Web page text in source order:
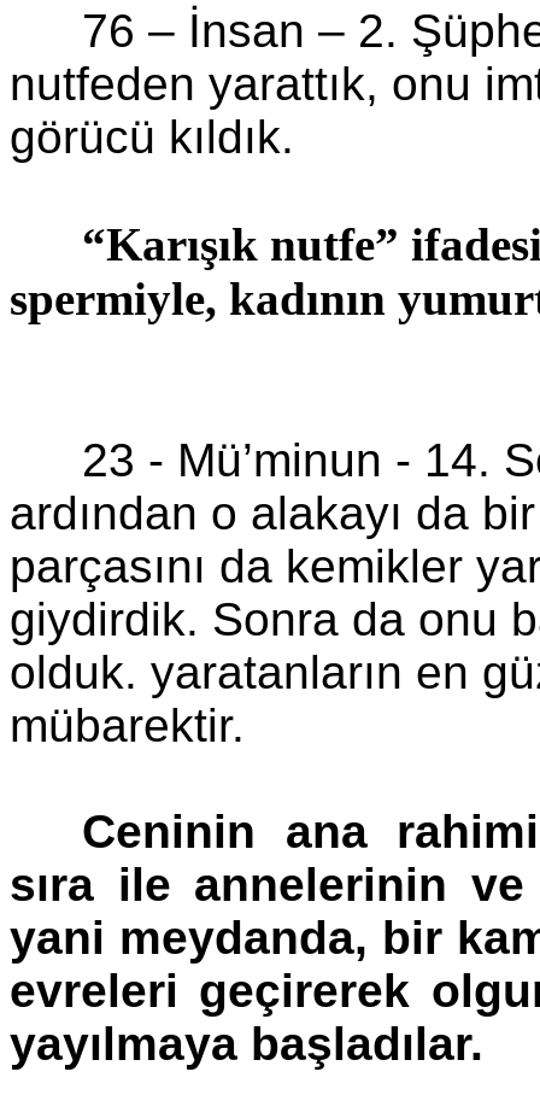
76 – İnsan – 2.
nutfeden yarattık, onu
görücü kıldık.
“Karışık nutfe”
spermiyle, kadının
23 - Mü’minun - 14.
ardından o alakayı da
parçasını da kemikler
giydirdik. Sonra da onu
olduk. yaratanların en
mübarektir.
Ceninin ana
sıra ile annelerinin ve
yani meydanda, bir
evreleri geçirerek
yayılmaya başladılar.